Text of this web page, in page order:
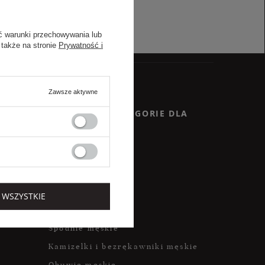
się z polityką przed wyrażeniem zgody.
POPULARNE KATEGORIE DLA
MĘŻCZYZN
Kurtki męskie
Bielizna męska
Spodnie męskie
Kamizelki i bezrękawniki męskie
warunki przechowywania lub
na stronie Prywatność i
Zawsze aktywne